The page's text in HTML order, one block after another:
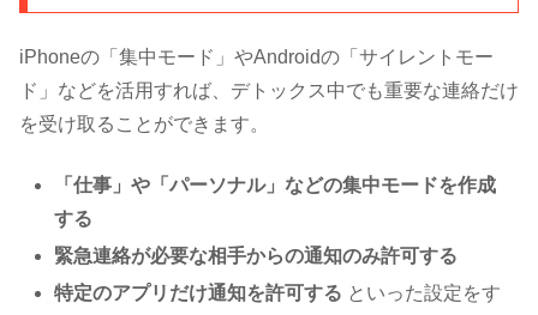
iPhoneの「集中モード」やAndroidの「サイレントモー
ド」などを活用すれば、デトックス中でも重要な連絡だけ
を受け取ることができます。
「仕事」や「パーソナル」などの集中モードを作成
する
緊急連絡が必要な相手からの通知のみ許可する
特定のアプリだけ通知を許可する といった設定をす